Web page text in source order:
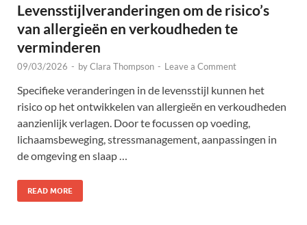
Levensstijlveranderingen om de risico’s
van allergieën en verkoudheden te
verminderen
09/03/2026 - byClara Thompson - Leave a Comment
Specifieke veranderingen in de levensstijl kunnen het
risico op het ontwikkelen van allergieën en verkoudheden
aanzienlijk verlagen. Door te focussen op voeding,
lichaamsbeweging, stressmanagement, aanpassingen in
de omgeving en slaap …
READ MORE